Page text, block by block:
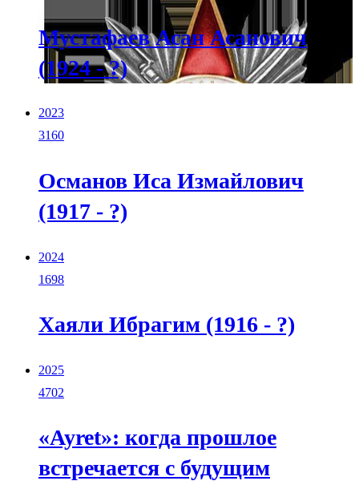
Мустафаев Асан Асанович
(1924 - ?)
2023
3160
Османов Иса Измайлович
(1917 - ?)
2024
1698
Хаяли Ибрагим (1916 - ?)
2025
4702
«Ayret»: когда прошлое
встречается с будущим